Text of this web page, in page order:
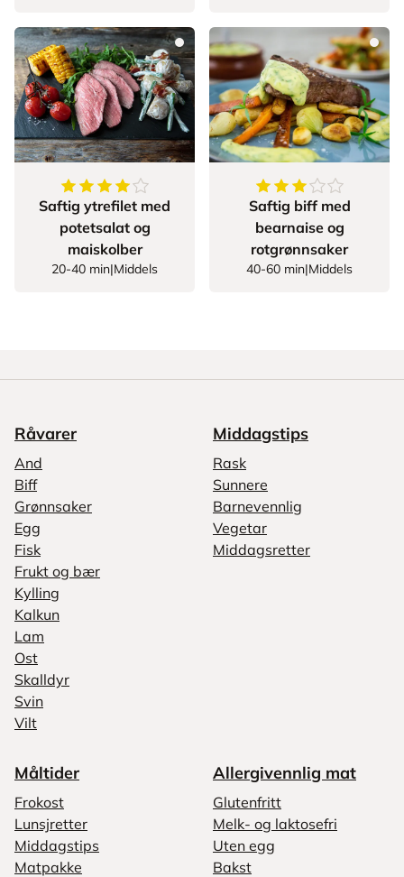
4.666666666666667
stjerner
Saftig ytrefilet med
potetsalat og
maiskolber
20-40 min|Middels
Saftig biff med
bearnaise og
rotgrønnsaker
40-60 min|Middels
Råvarer
And
Biff
Grønnsaker
Egg
Fisk
Frukt og bær
Kylling
Kalkun
Lam
Ost
Skalldyr
Svin
Vilt
Middagstips
Rask
Sunnere
Barnevennlig
Vegetar
Middagsretter
Måltider
Frokost
Lunsjretter
Middagstips
Matpakke
Allergivennlig mat
Glutenfritt
Melk- og laktosefri
Uten egg
Bakst